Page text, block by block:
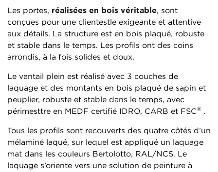
Les portes, réalisées en bois véritable, sont
conçues pour une clientestle exigeante et attentive
aux détails. La structure est en bois plaqué, robuste
et stable dans le temps. Les profils ont des coins
arrondis, à la fois solides et doux.
Le vantail plein est réalisé avec 3 couches de
laquage et des montants en bois plaqué de sapin et
peuplier, robuste et stable dans le temps, avec
périmesttre en MEDF certifié IDRO, CARB et FSC® .
Tous les profils sont recouverts des quatre côtés d’un
mélaminé laqué, sur lequel est appliqué un laquage
mat dans les couleurs Bertolotto, RAL/NCS. Le
laquage s’oriente vers une solution de peinture à